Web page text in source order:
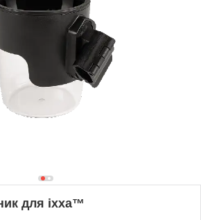
для ixxa™